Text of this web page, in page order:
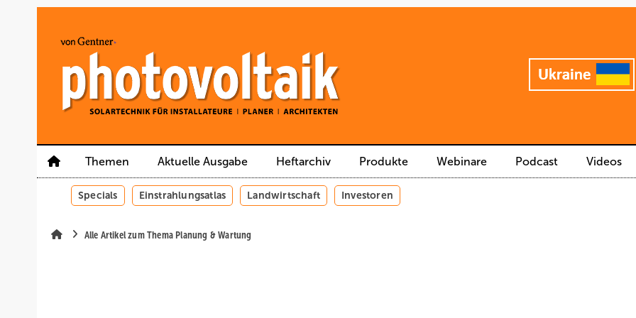
Themen Aktuelle Ausgabe Heftarchiv Produkte Webinare Podcast Videos
Specials Einstrahlungsatlas Landwirtschaft Investoren
Alle Artikel zum Thema Planung & Wartung